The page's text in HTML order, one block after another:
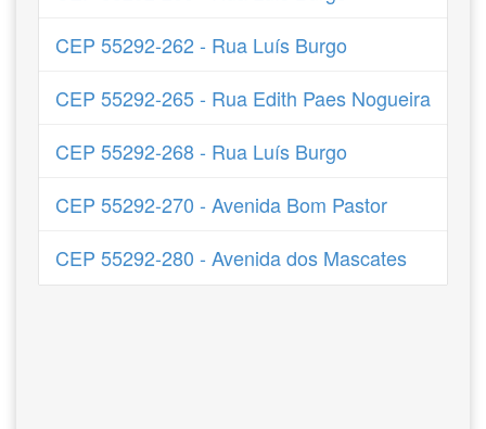
CEP 55292-262 - Rua Luís Burgo
CEP 55292-265 - Rua Edith Paes Nogueira
CEP 55292-268 - Rua Luís Burgo
CEP 55292-270 - Avenida Bom Pastor
CEP 55292-280 - Avenida dos Mascates